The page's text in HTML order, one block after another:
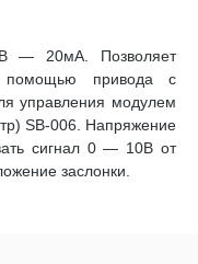
— 20мА. Позволяет
помощью привода с
управления модулем
SB-006. Напряжение
сигнал 0 — 10В от
заслонки.